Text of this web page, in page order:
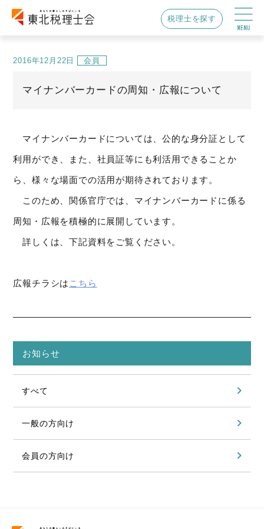
税理士を探す
2016年12月22日 会員
マイナンバーカードの周知・広報について
マイナンバーカードについては、公的な身分証として
利用ができ、また、社員証等にも利活用できることか
ら、様々な場面での活用が期待されております。
このため、関係官庁では、マイナンバーカードに係る
周知・広報を積極的に展開しています。
詳しくは、下記資料をご覧ください。
広報チラシは こちら
お知らせ
すべて
一般の方向け
会員の方向け